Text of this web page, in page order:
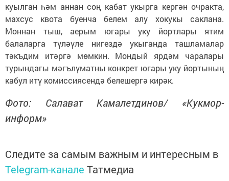
куылган һәм аннан соң кабат укырга кергән очракта,
махсус квота буенча белем алу хокукы саклана.
Моннан тыш, аерым югары уку йортлары ятим
балаларга түләүле нигездә укыганда ташламалар
тәкъдим итәргә мөмкин. Мондый ярдәм чаралары
турындагы мәгълүматны конкрет югары уку йортының
кабул итү комиссиясендә белешергә кирәк.
Фото: Салават Камалетдинов/ «Кукмор-
информ»
Следите за самым важным и интересным в
Telegram-канале Татмедиа